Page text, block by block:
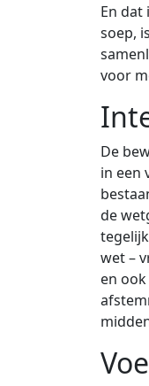
En
soep,
voor
De
in een
de
wet –
en